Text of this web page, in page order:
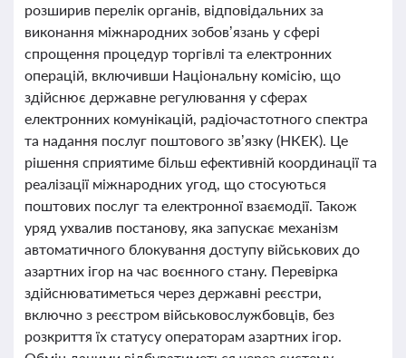
розширив перелік органів, відповідальних за
виконання міжнародних зобов’язань у сфері
спрощення процедур торгівлі та електронних
операцій, включивши Національну комісію, що
здійснює державне регулювання у сферах
електронних комунікацій, радіочастотного спектра
та надання послуг поштового зв’язку (НКЕК). Це
рішення сприятиме більш ефективній координації та
реалізації міжнародних угод, що стосуються
поштових послуг та електронної взаємодії. Також
уряд ухвалив постанову, яка запускає механізм
автоматичного блокування доступу військових до
азартних ігор на час воєнного стану. Перевірка
здійснюватиметься через державні реєстри,
включно з реєстром військовослужбовців, без
розкриття їх статусу операторам азартних ігор.